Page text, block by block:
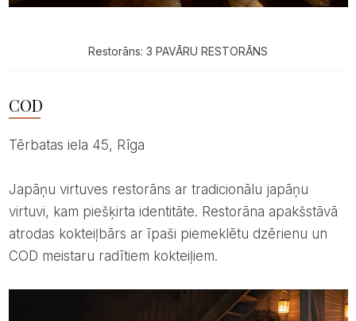
Restorāns: 3 PAVĀRU RESTORĀNS
COD
Tērbatas iela 45, Rīga
Japāņu virtuves restorāns ar tradicionālu japāņu
virtuvi, kam piešķirta identitāte. Restorāna apakšstāvā
atrodas kokteiļbārs ar īpaši piemeklētu dzērienu un
COD meistaru radītiem kokteiļiem.